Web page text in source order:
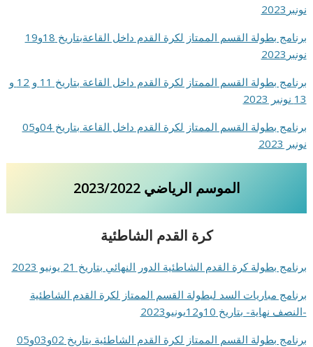
نونبر2023
برنامج بطولة القسم الممتاز لكرة القدم داخل القاعةبتاريخ 18و19
نونبر2023
برنامج بطولة القسم الممتاز لكرة القدم داخل القاعة بتاريخ 11 و 12 و
13 نونبر 2023
برنامج بطولة القسم الممتاز لكرة القدم داخل القاعة بتاريخ 04و05
نونبر 2023
الموسم الرياضي 2023/2022
كرة القدم الشاطئية
برنامج بطولة كرة القدم الشاطئية الدور النهائي بتاريخ 21 يونيو 2023
برنامج مباريات السد لبطولة القسم الممتاز لكرة القدم الشاطئية
-النصف نهاية- بتاريخ 10و12يونيو2023
برنامج بطولة القسم الممتاز لكرة القدم الشاطئية بتاريخ 02و03و05